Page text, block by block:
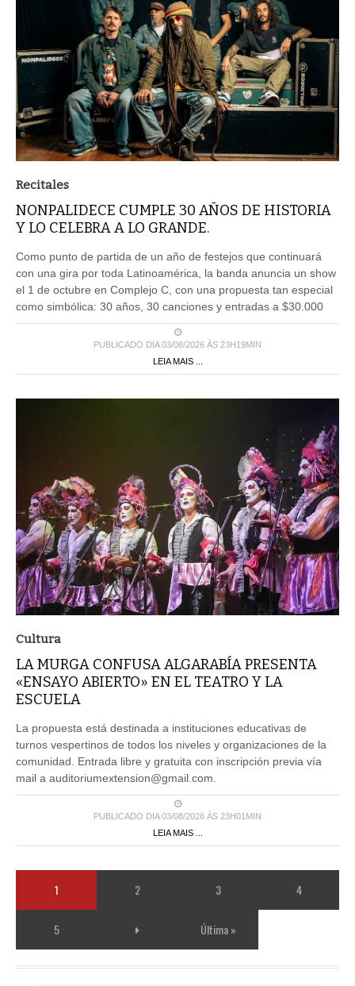
Recitales
NONPALIDECE CUMPLE 30 AÑOS DE HISTORIA
Y LO CELEBRA A LO GRANDE.
Como punto de partida de un año de festejos que continuará
con una gira por toda Latinoamérica, la banda anuncia un show
el 1 de octubre en Complejo C, con una propuesta tan especial
como simbólica: 30 años, 30 canciones y entradas a $30.000
PUBLICADO DIA 03/08/2026 ÀS 23H19MIN
LEIA MAIS ...
Cultura
LA MURGA CONFUSA ALGARABÍA PRESENTA
«ENSAYO ABIERTO» EN EL TEATRO Y LA
ESCUELA
La propuesta está destinada a instituciones educativas de
turnos vespertinos de todos los niveles y organizaciones de la
comunidad. Entrada libre y gratuita con inscripción previa vía
mail a auditoriumextension@gmail.com.
PUBLICADO DIA 03/08/2026 ÀS 23H01MIN
LEIA MAIS ...
1 2 3 4
5 Última »